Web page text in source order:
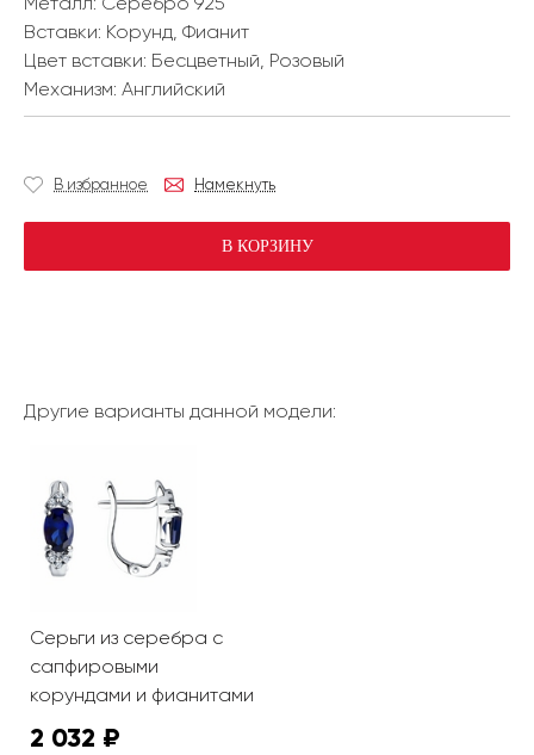
Вставки: Корунд, Фианит
Цвет вставки: Бесцветный, Розовый
Механизм: Английский
В избранное Намекнуть
В КОРЗИНУ
Другие варианты данной модели:
Серьги из серебра с
сапфировыми
корундами и фианитами
2 032 ₽